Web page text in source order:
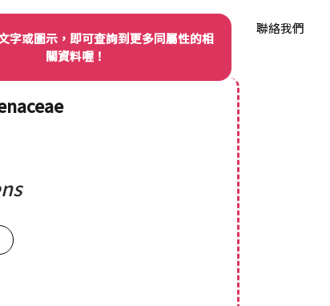
聯絡我們
字或圖示，即可查詢到更多同屬性的相
關資料喔！